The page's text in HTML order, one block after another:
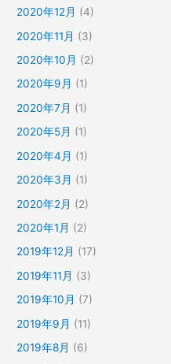
2020年12月 (4)
2020年11月 (3)
2020年10月 (2)
2020年9月 (1)
2020年7月 (1)
2020年5月 (1)
2020年4月 (1)
2020年3月 (1)
2020年2月 (2)
2020年1月 (2)
2019年12月 (17)
2019年11月 (3)
2019年10月 (7)
2019年9月 (11)
2019年8月 (6)